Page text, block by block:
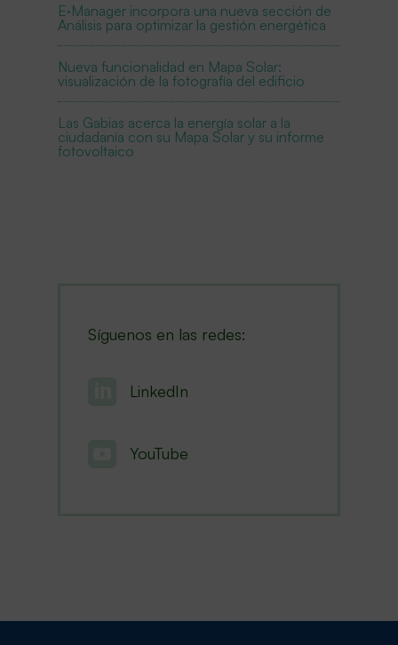
E·Manager incorpora una nueva sección de
Análisis para optimizar la gestión energética
Nueva funcionalidad en Mapa Solar:
visualización de la fotografía del edificio
Las Gabias acerca la energía solar a la
ciudadanía con su Mapa Solar y su informe
fotovoltaico
Síguenos en las redes:
LinkedIn
YouTube